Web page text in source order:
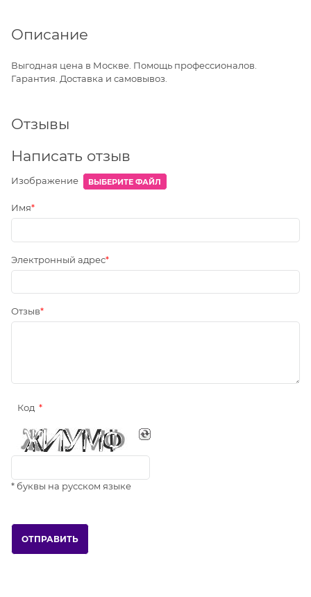
Описание
Выгодная цена в Москве. Помощь профессионалов.
Гарантия. Доставка и самовывоз.
Отзывы
Написать отзыв
Изображение ВЫБЕРИТЕ ФАЙЛ
Имя
Электронный адрес
Отзыв
Код
* буквы на русском языке